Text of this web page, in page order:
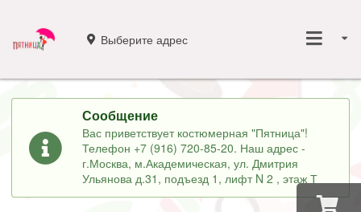
Выберите адрес
Сообщение
Вас приветствует костюмерная "Пятница"!
Телефон +7 (916) 720-85-20. Наш адрес -
г.Москва, м.Академическая, ул. Дмитрия
Ульянова д.31, подъезд 1, лифт N 2 , этаж Т